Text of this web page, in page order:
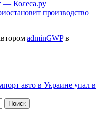
— Колеса.ру
производство
adminGWPв
авто в Украине упал в